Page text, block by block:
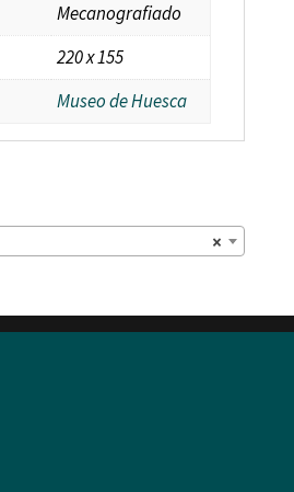
Mecanografiado
220 x 155
Museo de Huesca
×